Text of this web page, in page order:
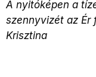
A nyitóképen a
szennyvizét az Ér
Krisztina